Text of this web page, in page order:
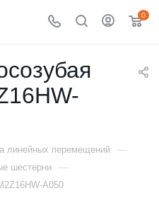
0
линейных перемещений —
шестерни —
A050